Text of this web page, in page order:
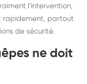
l'intervention,
rapidement, partout
de sécurité.
ne doit